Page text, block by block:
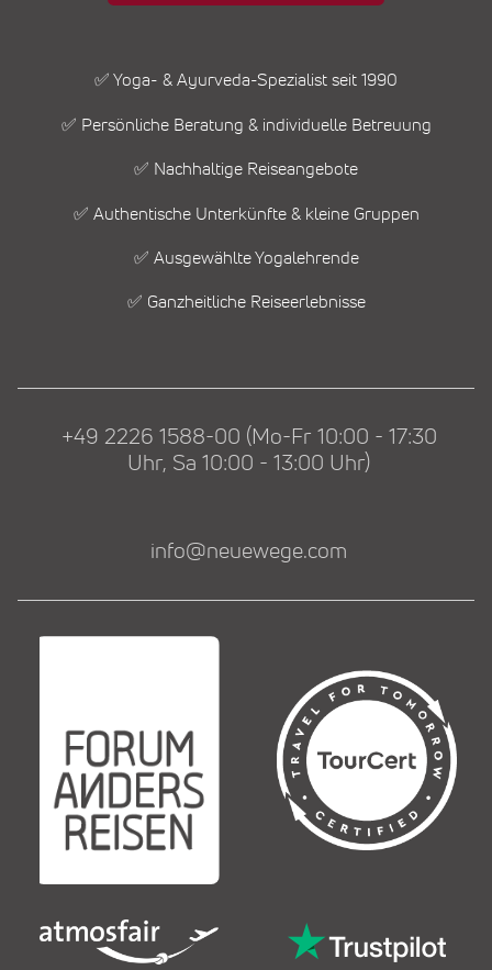
✅ Yoga- & Ayurveda-Spezialist seit 1990
✅ Persönliche Beratung & individuelle Betreuung
✅ Nachhaltige Reiseangebote
✅ Authentische Unterkünfte & kleine Gruppen
✅ Ausgewählte Yogalehrende
✅ Ganzheitliche Reiseerlebnisse
+49 2226 1588-00 (Mo-Fr 10:00 - 17:30
Uhr, Sa 10:00 - 13:00 Uhr)
info@neuewege.com